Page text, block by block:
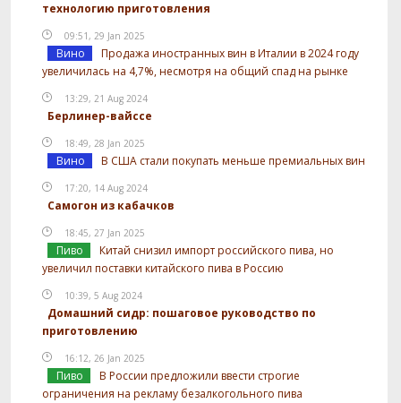
технологию приготовления
09:51, 29 Jan 2025
Вино
Продажа иностранных вин в Италии в 2024 году
увеличилась на 4,7%, несмотря на общий спад на рынке
13:29, 21 Aug 2024
Берлинер-вайссе
18:49, 28 Jan 2025
Вино В США стали покупать меньше премиальных вин
17:20, 14 Aug 2024
Самогон из кабачков
18:45, 27 Jan 2025
Пиво
Китай снизил импорт российского пива, но
увеличил поставки китайского пива в Россию
10:39, 5 Aug 2024
Домашний сидр: пошаговое руководство по
приготовлению
16:12, 26 Jan 2025
Пиво
В России предложили ввести строгие
ограничения на рекламу безалкогольного пива